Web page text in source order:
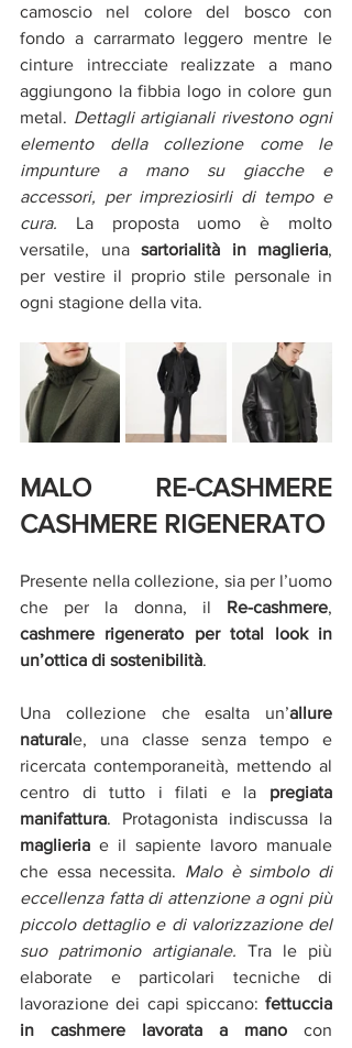
camoscio nel colore del bosco con
fondo a carrarmato leggero mentre le
cinture intrecciate realizzate a mano
aggiungono la fibbia logo in colore gun
metal. Dettagli artigianali rivestono ogni
elemento della collezione come le
impunture a mano su giacche e
accessori, per impreziosirli di tempo e
cura. La proposta uomo è molto
versatile, una sartorialità in maglieria,
per vestire il proprio stile personale in
ogni stagione della vita.
MALO RE-CASHMERE
CASHMERE RIGENERATO
Presente nella collezione, sia per l’uomo
che per la donna, il Re-cashmere
cashmere rigenerato per total look in
un’ottica di sostenibilità.
Una collezione che esalta un’allure
naturale, una classe senza tempo e
ricercata contemporaneità, mettendo al
centro di tutto i filati e la pregiata
manifattura
maglieria e il sapiente lavoro manuale
che essa necessita. Malo è simbolo di
eccellenza fatta di attenzione a ogni più
piccolo dettaglio e di valorizzazione del
suo patrimonio artigianale. Tra le più
elaborate e particolari tecniche di
lavorazione dei capi spiccano: fettuccia
in cashmere lavorata a mano con